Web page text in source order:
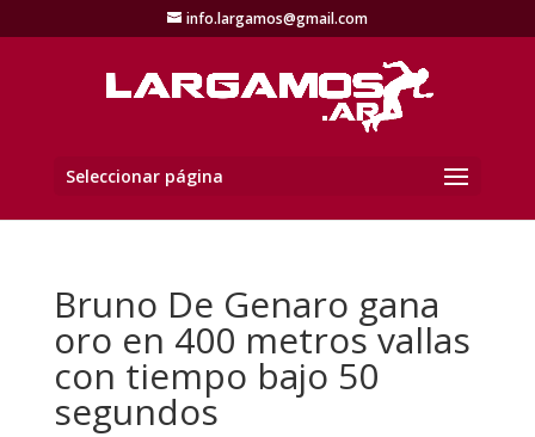
info.largamos@gmail.com
Seleccionar página
Bruno De Genaro gana
oro en 400 metros vallas
con tiempo bajo 50
segundos